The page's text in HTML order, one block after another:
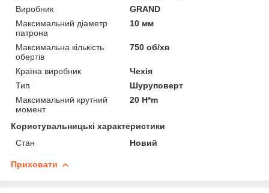
Виробник
GRAND
Максимальний діаметр
патрона
10 мм
Максимальна кількість
обертів
750 об/хв
Країна виробник
Чехія
Тип
Шуруповерт
Максимальний крутний
момент
20 H*m
Користувальницькі характеристики
Стан
Новий
Приховати